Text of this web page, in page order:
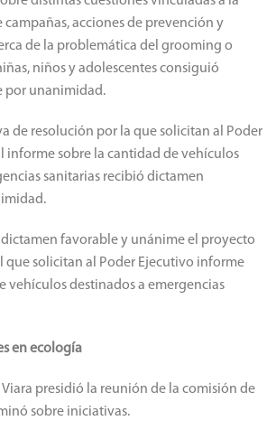
acciones de prevención y
de la problemática del grooming o
niños y adolescentes consiguió
por unanimidad.
de resolución por la que solicitan al Poder
informe sobre la cantidad de vehículos
sanitarias recibió dictamen
favorable y unánime el proyecto
que solicitan al Poder Ejecutivo informe
vehículos destinados a emergencias
en ecología
presidió la reunión de la comisión de
sobre iniciativas.